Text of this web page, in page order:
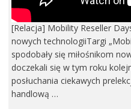
[Relacja] Mobility Reseller
nowych technologiiTargi
spodobały się miłośnikom
doczekali się w tym roku
posłuchania ciekawych
handlową …